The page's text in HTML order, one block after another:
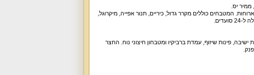
, ממיר יס.
. המטבחים כוללים מקרר גדול, כיריים, תנור אפייה, מיקרוגל,
ל-24 סועדים.
ישיבה, פינות שיזוף, עמדת ברביקיו ומטבחון חיצוני נוח. החצר
.